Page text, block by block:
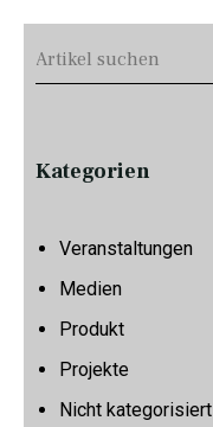
Kategorien
Veranstaltungen
Medien
Produkt
Projekte
Nicht kategorisiert